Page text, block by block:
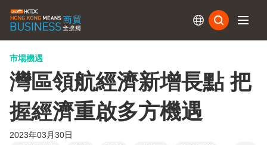
市場機遇
灣區領航經濟新增長點 把
握經濟重啟多方機遇
2023年03月30日